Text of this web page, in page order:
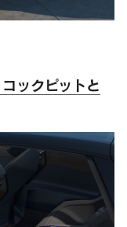
コックピットと